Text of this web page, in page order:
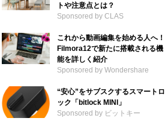
トや注意点とは？
Sponsored by CLAS
これから動画編集を始める人へ！
Filmora12で新たに搭載される機
能を詳しく紹介
Sponsored by Wondershare
“安心”をサブスクするスマートロ
ック「bitlock MINI」
Sponsored by ビットキー